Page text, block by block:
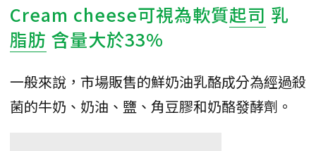
Cream cheese可視為軟質起司 乳
脂肪 含量大於33%
一般來說，市場販售的鮮奶油乳酪成分為經過殺
菌的牛奶、奶油、鹽、角豆膠和奶酪發酵劑。